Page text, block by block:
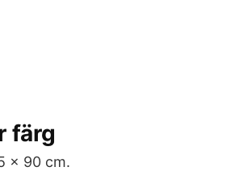
färg
x 90 cm.